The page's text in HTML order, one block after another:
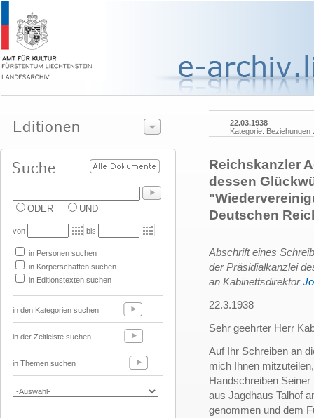
ODER UND
von bis
in Personen suchen
in Körperschaften suchen
in Editionstexten suchen
in den Kategorien suchen
in der Zeitleiste suchen
in Themen suchen
22.03.1938
Kategorie: Beziehungen
Reichskanzler
dessen
Deutschen
Abschrift eines
der Präsidialkanzlei
an Kabinettsdirektor
22.3.1938
Sehr geehrter Herr
Auf Ihr Schreiben an
mich Ihnen
Handschreiben
aus Jagdhaus Talhof
genommen und dem